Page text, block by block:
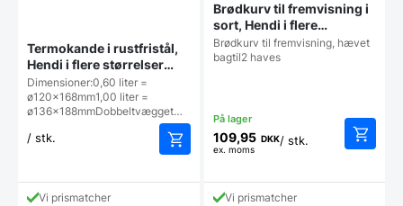
Termokande i rustfristål,
Hendi i flere størrelser
(restsalg)
Dimensioner:0,60 liter =
ø120x168mm1,00 liter =
ø136x188mmDobbeltvægget…
/ stk.
Vi prismatcher
Brødkurv til fremvisning i
sort, Hendi i flere
størrelser (udgår)
Brødkurv til fremvisning, hævet
bagtil2 haves
109,95 DKK
ex. moms
/ stk.
Vi prismatcher